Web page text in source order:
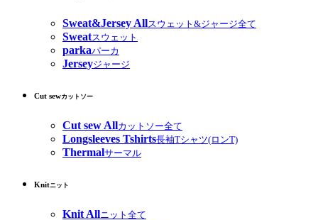
Sweat&Jersey Allスウェット&ジャージ全て
Sweatスウェット
parkaパーカ
Jerseyジャージ
Cut sewカットソー
Cut sew Allカットソー全て
Longsleeves Tshirts長袖Tシャツ(ロンT)
Thermalサーマル
Knitニット
Knit Allニット全て